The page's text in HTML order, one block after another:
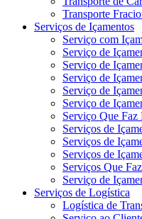
Transporte
Serviços de Içamentos
Serviço com
Serviço de
Serviço de
Serviço de
Serviço de
Serviço de
Serviço Que Faz
Serviços de
Serviços de
Serviços de
Serviços Que
Serviço de
Serviços de Logística
Logística de